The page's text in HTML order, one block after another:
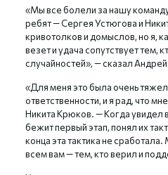
«Мы все болели за нашу
ребят — Сергея Устюгова и
кривотолков и домыслов, но я,
везет и удача сопутствует тем,
случайностей», — сказал
«Для меня это была очень
ответственности, и я рад, что
Никита Крюков. — Когда увидел
бежит первый этап, понял их
конца эта тактика не
всем вам — тем, кто верил и